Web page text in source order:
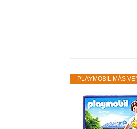
PLAYMOBIL MÁS